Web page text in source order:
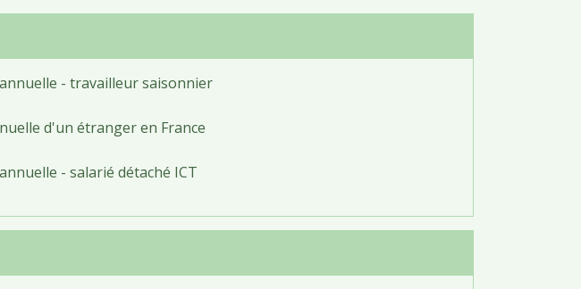
- travailleur saisonnier
d'un étranger en France
- salarié détaché ICT